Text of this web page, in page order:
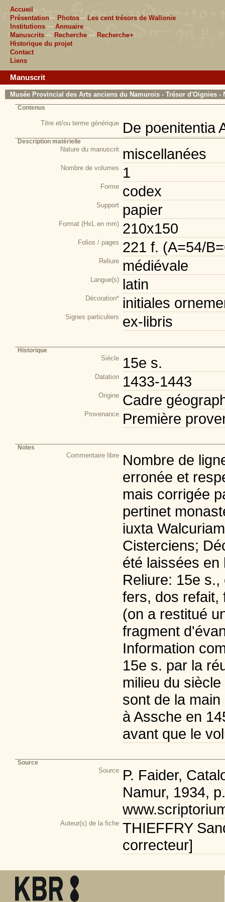
Accueil
Présentation··· Photos··· Les cent trésors de Wallonie
Institutions ··· Annuaire
Manuscrits ··· Recherche ··· Recherche+
Historique du projet
Contact
Liens
Manuscrit
Musée Provincial des Arts anciens du Namurois - Trésor d'Oignies -
Contenus
Titre et/ou terme générique De poenitentia
Description matérielle
Nature du manuscrit miscellanées
Nombre de volumes 1
Forme codex
Support papier
Format (HxL en mm) 210x150
Folios / pages 221 f. (A=54/
Reliure médiévale
Langue(s) latin
Décoration* initiales
Signes particuliers ex-libris
Historique
Siècle 15e s.
Datation 1433-1443
Origine Cadre
Provenance Première
Notes
Commentaire libre Nombre de
erronée et
mais corrigée
pertinet
iuxta
Cisterciens;
été laissées en
Reliure: 15e
fers, dos refait,
(on a restitué
fragment
Information
15e s. par la
milieu du
sont de la
à Assche en
avant que le
Source
Source P. Faider,
Namur, 1934,
Auteur(s) de la fiche THIEFFRY
correcteur]